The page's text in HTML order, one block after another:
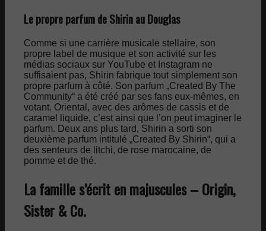
Le propre parfum de Shirin au Douglas
Comme si une carrière musicale stellaire, son
propre label de musique et son activité sur les
médias sociaux sur YouTube et Instagram ne
suffisaient pas, Shirin fabrique tout simplement son
propre parfum à côté. Son parfum „Created By The
Community“ a été créé par ses fans eux-mêmes, en
votant. Oriental, avec des arômes de cassis et de
caramel liquide, c’est ainsi que l’on peut imaginer le
parfum. Deux ans plus tard, Shirin a sorti son
deuxième parfum intitulé „Created By Shirin“, qui a
des senteurs de litchi, de rose marocaine, de
pomme et de thé.
La famille s’écrit en majuscules – Origin,
Sister & Co.